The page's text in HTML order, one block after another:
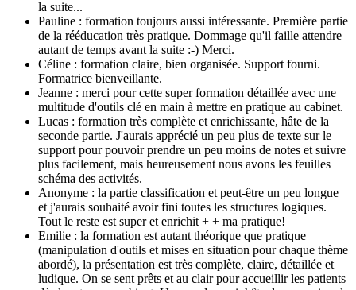
la suite...
Pauline : formation toujours aussi intéressante. Première partie
de la rééducation très pratique. Dommage qu'il faille attendre
autant de temps avant la suite :-) Merci.
Céline : formation claire, bien organisée. Support fourni.
Formatrice bienveillante.
Jeanne : merci pour cette super formation détaillée avec une
multitude d'outils clé en main à mettre en pratique au cabinet.
Lucas : formation très complète et enrichissante, hâte de la
seconde partie. J'aurais apprécié un peu plus de texte sur le
support pour pouvoir prendre un peu moins de notes et suivre
plus facilement, mais heureusement nous avons les feuilles
schéma des activités.
Anonyme : la partie classification et peut-être un peu longue
et j'aurais souhaité avoir fini toutes les structures logiques.
Tout le reste est super et enrichit + + ma pratique!
Emilie : la formation est autant théorique que pratique
(manipulation d'outils et mises en situation pour chaque thème
abordé), la présentation est très complète, claire, détaillée et
ludique. On se sent prêts et au clair pour accueillir les patients